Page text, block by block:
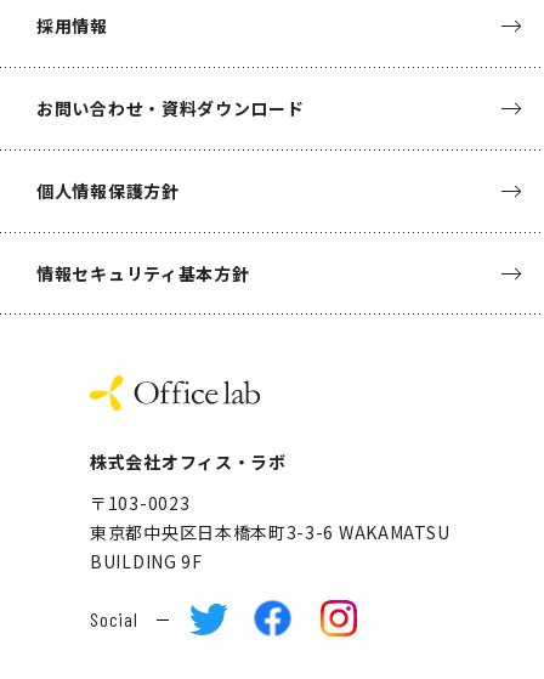
採用情報
お問い合わせ・資料ダウンロード
個人情報保護方針
情報セキュリティ基本方針
株式会社オフィス・ラボ
〒103-0023
東京都中央区日本橋本町3-3-6 WAKAMATSU
BUILDING 9F
Social